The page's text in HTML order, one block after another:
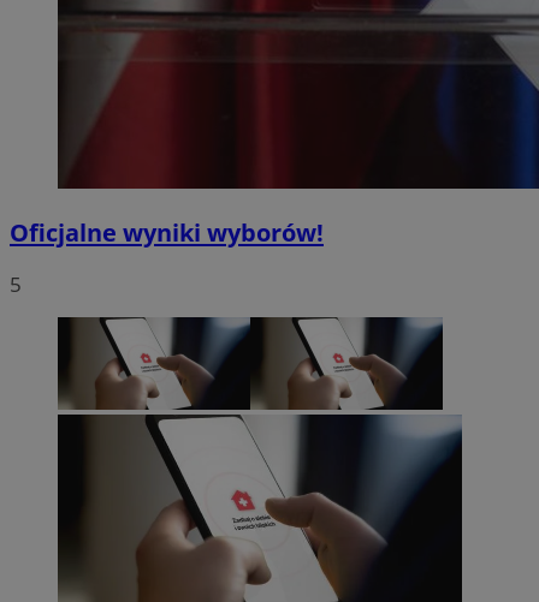
Oficjalne wyniki wyborów!
5